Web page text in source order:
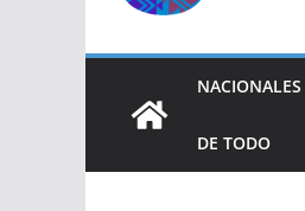
NACIONALES
DE TODO